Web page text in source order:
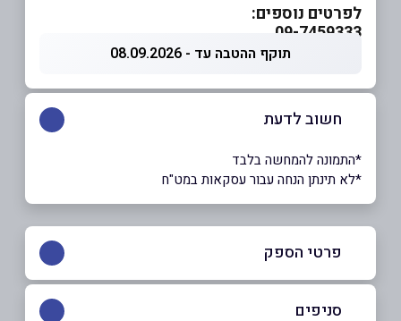
לפרטים נוספים:
09-7459333
תוקף ההטבה עד - 08.09.2026
חשוב לדעת
*התמונה להמחשה בלבד
*לא תינתן הנחה עבור עסקאות במט"ח
פרטי הספק
סניפים